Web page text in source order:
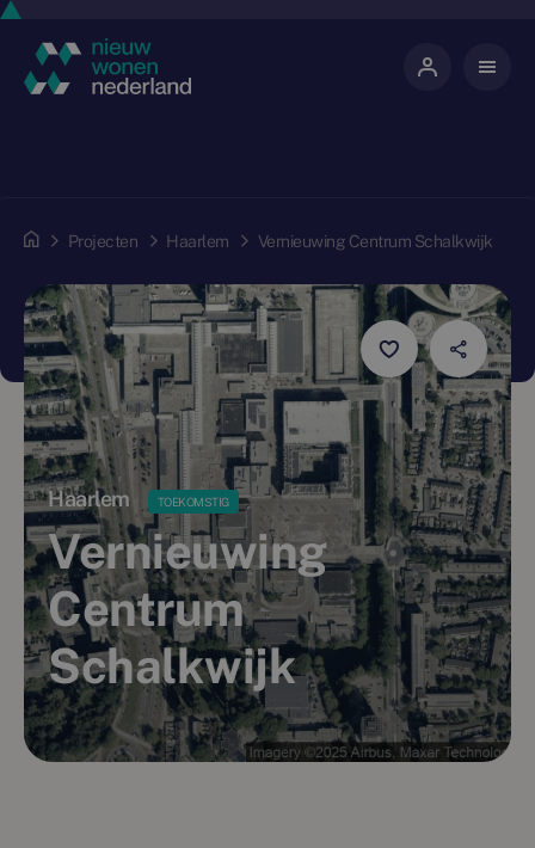
Projecten Haarlem Vernieuwing Centrum Schalkwijk
Haarlem TOEKOMSTIG
Vernieuwing
Centrum
Schalkwijk